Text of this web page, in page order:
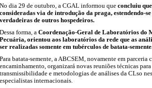
No dia 29 de outubro, a CGAL informou que concluiu
consideradas via de introdução da praga, estendendo-
verdadeiras de outros hospedeiros.
Dessa forma, a Coordenação-Geral de Laboratórios do
Pecuária, orientou aos laboratórios da rede que as
ser realizadas somente em tubérculos de batata-
Para batata-semente, a ABCSEM, novamente em parceria
encaminhamento, organizará novas reuniões técnicas
transmissibilidade e metodologias de análises da CLso
especialistas internacionais.